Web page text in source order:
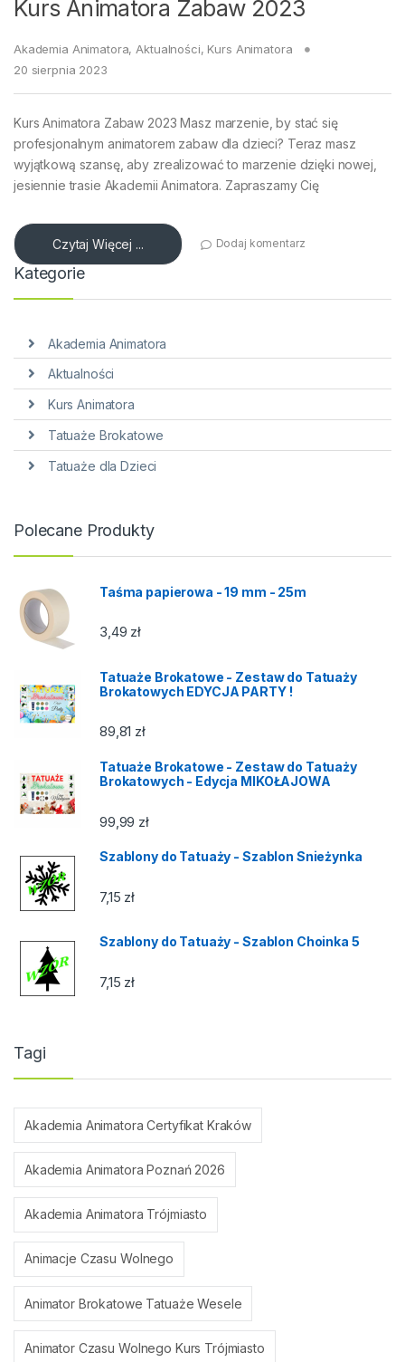
Kurs Animatora Zabaw 2023
Akademia Animatora, Aktualności, Kurs Animatora
20 sierpnia 2023
Kurs Animatora Zabaw 2023 Masz marzenie, by stać się
profesjonalnym animatorem zabaw dla dzieci? Teraz masz
wyjątkową szansę, aby zrealizować to marzenie dzięki nowej,
jesiennie trasie Akademii Animatora. Zapraszamy Cię
Czytaj Więcej ... Dodaj komentarz
Kategorie
Akademia Animatora
Aktualności
Kurs Animatora
Tatuaże Brokatowe
Tatuaże dla Dzieci
Polecane Produkty
Taśma papierowa - 19 mm - 25m
3,49 zł
Tatuaże Brokatowe - Zestaw do Tatuaży
Brokatowych EDYCJA PARTY !
89,81 zł
Tatuaże Brokatowe - Zestaw do Tatuaży
Brokatowych - Edycja MIKOŁAJOWA
99,99 zł
Szablony do Tatuaży - Szablon Snieżynka
7,15 zł
Szablony do Tatuaży - Szablon Choinka 5
7,15 zł
Tagi
Akademia Animatora Certyfikat Kraków
Akademia Animatora Poznań 2026
Akademia Animatora Trójmiasto
Animacje Czasu Wolnego
Animator Brokatowe Tatuaże Wesele
Animator Czasu Wolnego Kurs Trójmiasto